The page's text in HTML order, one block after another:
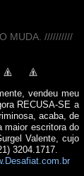
MUDA. //////////
vendeu meu
RECUSA-SE a
acaba, de
maior escritora do
Valente, cujo
3204.1717.